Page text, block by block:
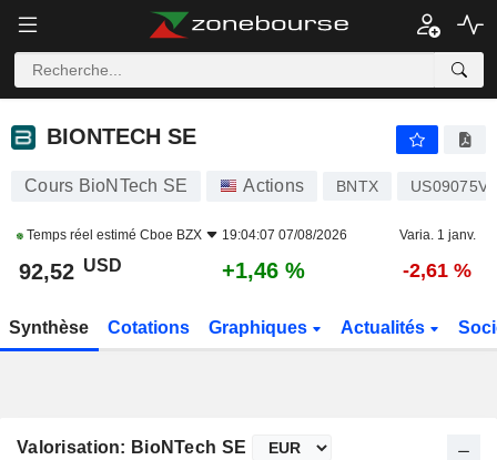
BIONTECH SE
BIONTECH SE
Cours BioNTech SE Actions BNTX
Temps réel estimé Cboe BZX 19:04:07 07/08/2026 Varia. 1 janv.
92,52 USD +1,46 % -2,61 %
Synthèse Cotations Graphiques Actualités
Valorisation: BioNTech SE